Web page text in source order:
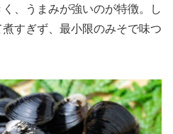
、うまみが強いのが特徴。し
すぎず、最小限のみそで味つ